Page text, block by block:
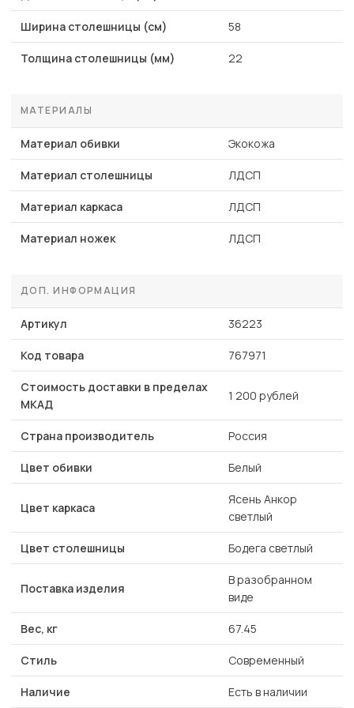
Ширина столешницы (см) 58
Толщина столешницы (мм) 22
МАТЕРИАЛЫ
Материал обивки Экокожа
Материал столешницы ЛДСП
Материал каркаса ЛДСП
Материал ножек ЛДСП
ДОП. ИНФОРМАЦИЯ
Артикул 36223
Код товара 767971
Стоимость доставки в пределах
МКАД
1 200 рублей
Страна производитель Россия
Цвет обивки Белый
Цвет каркаса
Ясень Анкор
светлый
Цвет столешницы Бодега светлый
Поставка изделия
В разобранном
виде
Вес, кг 67.45
Стиль Современный
Наличие Есть в наличии